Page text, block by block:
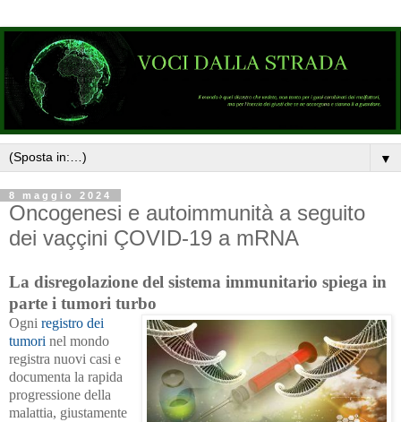
▼
8 maggio 2024
Oncogenesi e autoimmunità a seguito
dei vaççini ÇOVID-19 a mRNA
La disregolazione del sistema immunitario spiega in
parte i tumori turbo
Ogni registro dei
tumori nel mondo
registra nuovi casi e
documenta la rapida
progressione della
malattia, giustamente